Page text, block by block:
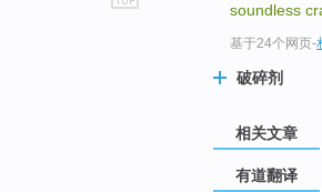
soundless
基于24个网页-
破碎剂
相关文章
有道翻译